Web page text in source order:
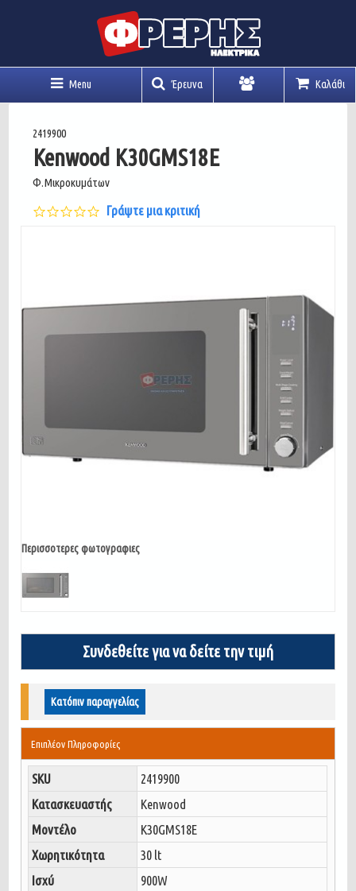
Menu Έρευνα Καλάθι
2419900
Kenwood K30GMS18E
Φ.Μικροκυμάτων
0.0
star
Γράψτε μια κριτική
Περισσοτερες φωτογραφιες
Συνδεθείτε για να δείτε την τιμή
Κατόπιν παραγγελίας
Επιπλέον Πληροφορίες
SKU
2419900
Κατασκευαστής
Kenwood
Μοντέλο
K30GMS18E
Χωρητικότητα
30 lt
Ισχύ
900W